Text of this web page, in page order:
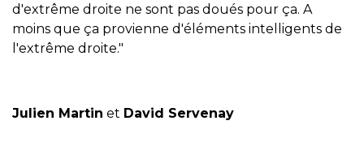
d'extrême droite ne sont pas doués pour ça. A
moins que ça provienne d'éléments intelligents de
l'extrême droite."
Julien Martin et David Servenay